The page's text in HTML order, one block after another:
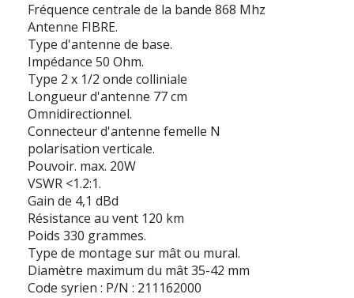
Fréquence centrale de la bande 868 Mhz
Antenne FIBRE.
Type d'antenne de base.
Impédance 50 Ohm.
Type 2 x 1/2 onde colliniale
Longueur d'antenne 77 cm
Omnidirectionnel.
Connecteur d'antenne femelle N
polarisation verticale.
Pouvoir. max. 20W
VSWR <1.2:1.
Gain de 4,1 dBd
Résistance au vent 120 km
Poids 330 grammes.
Type de montage sur mât ou mural.
Diamètre maximum du mât 35-42 mm
Code syrien : P/N : 211162000